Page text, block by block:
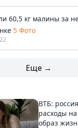
60,5 кг малины за
5 Фото
Еще →
ВТБ:
расходы
образ